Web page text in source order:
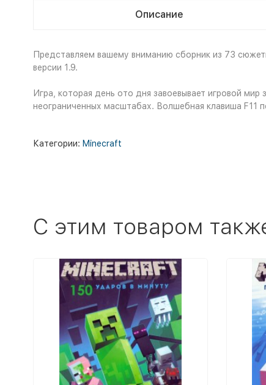
Описание
Представляем вашему вниманию сборник из 73
версии 1.9.
Игра, которая день ото дня завоевывает игровой
неограниченных масштабах. Волшебная клавиша F11
Категории: Minecraft
C этим товаром